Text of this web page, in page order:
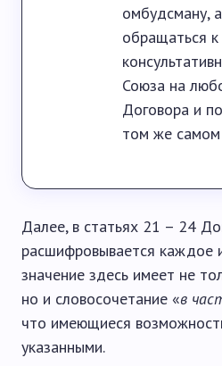
омбудсману,
обращаться
Союза на
Договора и
том же самом
Далее, в статьях 21 – 24
расшифровывается каждое
значение здесь имеет не
но и словосочетание «в
что имеющиеся
указанными.